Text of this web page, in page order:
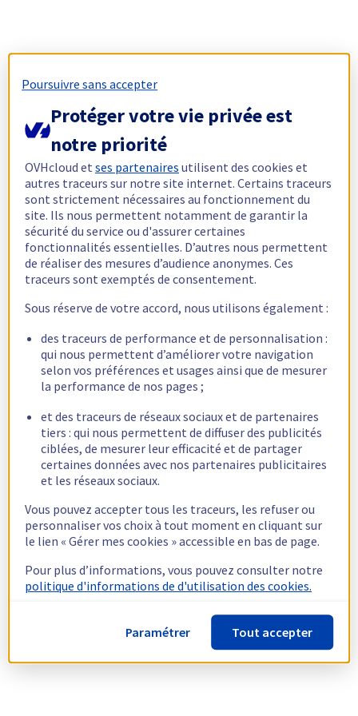
Poursuivre sans accepter
Protéger votre vie privée est
notre priorité
OVHcloud etses partenaires utilisent des cookies et
autres traceurs sur notre site internet. Certains traceurs
sont strictement nécessaires au fonctionnement du
site. Ils nous permettent notamment de garantir la
sécurité du service ou d'assurer certaines
fonctionnalités essentielles. D’autres nous permettent
de réaliser des mesures d’audience anonymes. Ces
traceurs sont exemptés de consentement.
Sous réserve de votre accord, nous utilisons également :
des traceurs de performance et de personnalisation :
qui nous permettent d’améliorer votre navigation
selon vos préférences et usages ainsi que de mesurer
la performance de nos pages ;
et des traceurs de réseaux sociaux et de partenaires
tiers : qui nous permettent de diffuser des publicités
ciblées, de mesurer leur efficacité et de partager
certaines données avec nos partenaires publicitaires
et les réseaux sociaux.
Vous pouvez accepter tous les traceurs, les refuser ou
personnaliser vos choix à tout moment en cliquant sur
le lien « Gérer mes cookies » accessible en bas de page.
Pour plus d’informations, vous pouvez consulter notre
politique d'informations de d'utilisation des cookies.
Paramétrer Tout accepter